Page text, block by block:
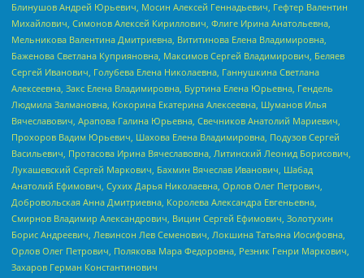
Блинушов Андрей Юрьевич, Мосин Алексей Геннадьевич, Гефтер Валентин
Михайлович, Симонов Алексей Кириллович, Флиге Ирина Анатольевна,
Мельникова Валентина Дмитриевна, Вититинова Елена Владимировна,
Баженова Светлана Куприяновна, Максимов Сергей Владимирович, Беляев
Сергей Иванович, Голубева Елена Николаевна, Ганнушкина Светлана
Алексеевна, Закс Елена Владимировна, Буртина Елена Юрьевна, Гендель
Людмила Залмановна, Кокорина Екатерина Алексеевна, Шуманов Илья
Вячеславович, Арапова Галина Юрьевна, Свечников Анатолий Мариевич,
Прохоров Вадим Юрьевич, Шахова Елена Владимировна, Подузов Сергей
Васильевич, Протасова Ирина Вячеславовна, Литинский Леонид Борисович,
Лукашевский Сергей Маркович, Бахмин Вячеслав Иванович, Шабад
Анатолий Ефимович, Сухих Дарья Николаевна, Орлов Олег Петрович,
Добровольская Анна Дмитриевна, Королева Александра Евгеньевна,
Смирнов Владимир Александрович, Вицин Сергей Ефимович, Золотухин
Борис Андреевич, Левинсон Лев Семенович, Локшина Татьяна Иосифовна,
Орлов Олег Петрович, Полякова Мара Федоровна, Резник Генри Маркович,
Захаров Герман Константинович